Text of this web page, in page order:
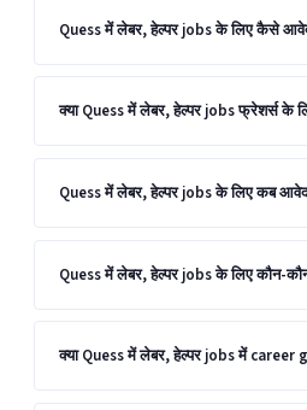
Quess में लेबर, हेल्पर jobs के लिए कैसे
क्या Quess में लेबर, हेल्पर jobs फ्रेशर्स के
Quess में लेबर, हेल्पर jobs के लिए कब
Quess में लेबर, हेल्पर jobs के लिए कौन-
क्या Quess में लेबर, हेल्पर jobs में career